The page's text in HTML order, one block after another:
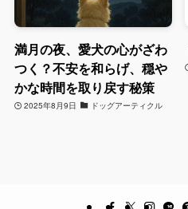
満月の夜、愛犬の心がざわ
つく？不安を和らげ、穏や
かな時間を取り戻す秘策
2025年8月9日 ドッグアーティクル